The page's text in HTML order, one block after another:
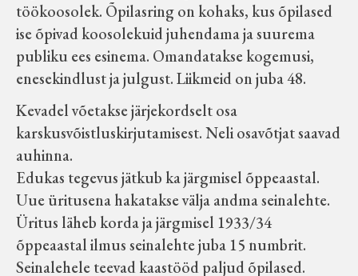
Koduleht on teoks saanud tänu Sillaotsa
Muuseumisõprade Seltsingu, Kohaliku
Omaalgatuse Programmi ja Märjamaa
töökoosolek. Õpilasring on kohaks, kus õpilased
ise õpivad koosolekuid juhendama ja suurema
publiku ees esinema. Omandatakse kogemusi,
enesekindlust ja julgust. Liikmeid on juba 48.
Kevadel võetakse järjekordselt osa
karskusvõistluskirjutamisest. Neli osavõtjat saavad
auhinna.
Edukas tegevus jätkub ka järgmisel õppeaastal.
Uue üritusena hakatakse välja andma seinalehte.
Üritus läheb korda ja järgmisel 1933/34
õppeaastal ilmus seinalehte juba 15 numbrit.
Seinalehele teevad kaastööd paljud õpilased.